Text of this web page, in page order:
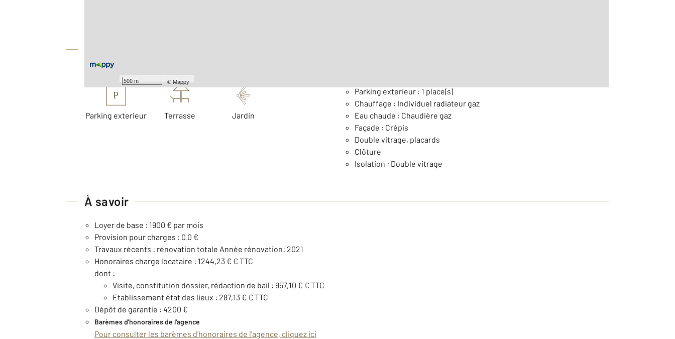
500 m ©Mappy
P
Parking exterieur Terrasse Jardin
Parking exterieur : 1 place(s)
Chauffage : Individuel radiateur gaz
Eau chaude : Chaudière gaz
Façade : Crépis
Double vitrage, placards
Clôture
Isolation : Double vitrage
À savoir
Loyer de base : 1900 € par mois
Provision pour charges : 0.0 €
Travaux récents : rénovation totale Année rénovation: 2021
Honoraires charge locataire : 1244,23 € € TTC
dont :
Visite, constitution dossier, rédaction de bail : 957,10 € € TTC
Etablissement état des lieux : 287,13 € € TTC
Dépôt de garantie : 4200 €
Barèmes d'honoraires de l'agence
Pour consulter les barèmes d'honoraires de l'agence, cliquez ici